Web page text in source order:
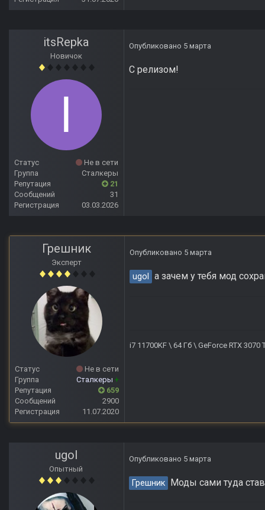
itsRepka
Новичок
Статус
Не в сети
Группа
Сталкеры
Репутация
21
Сообщений
31
Регистрация
03.03.2026
Опубликовано 5 марта
С релизом!
Грешник
Эксперт
Статус
Не в сети
Группа
Сталкеры +
Репутация
659
Сообщений
2900
Регистрация
11.07.2020
Опубликовано 5 марта
ugol а зачем у тебя мод
i7 11700KF \ 64 Гб \ GeForce RTX
ugol
Опытный
Опубликовано 5 марта
Грешник Моды сами туда